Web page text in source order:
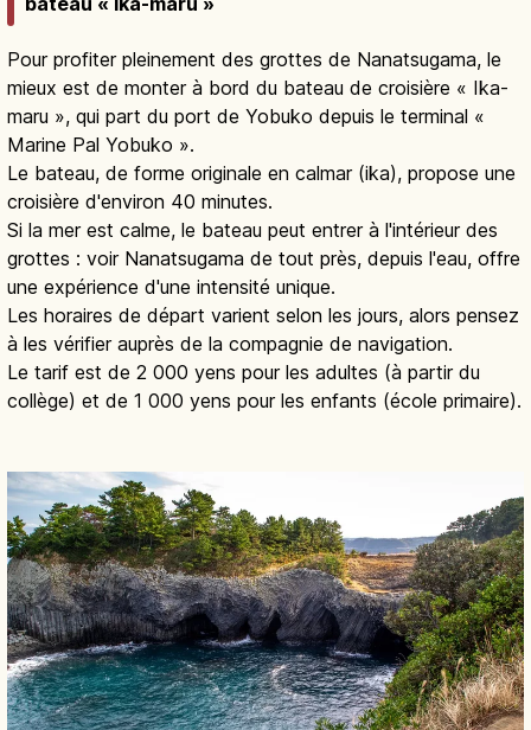
Pour profiter pleinement des grottes de Nanatsugama, le
mieux est de monter à bord du bateau de croisière « Ika-
maru », qui part du port de Yobuko depuis le terminal «
Marine Pal Yobuko ».
Le bateau, de forme originale en calmar (ika), propose une
croisière d'environ 40 minutes.
Si la mer est calme, le bateau peut entrer à l'intérieur des
grottes : voir Nanatsugama de tout près, depuis l'eau, offre
une expérience d'une intensité unique.
Les horaires de départ varient selon les jours, alors pensez
à les vérifier auprès de la compagnie de navigation.
Le tarif est de 2 000 yens pour les adultes (à partir du
collège) et de 1 000 yens pour les enfants (école primaire).